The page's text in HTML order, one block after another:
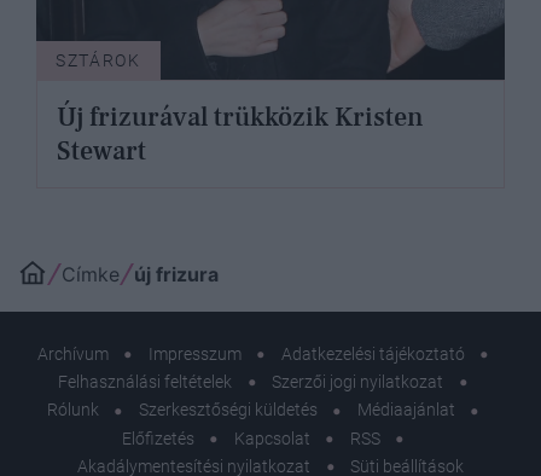
SZTÁROK
Új frizurával trükközik Kristen
Stewart
Címke új frizura
Archívum Impresszum
Adatkezelési tájékoztató
Felhasználási feltételek
Szerzői jogi nyilatkozat
Rólunk
Szerkesztőségi küldetés
Médiaajánlat
Előfizetés
Kapcsolat
RSS
Akadálymentesítési nyilatkozat
Süti beállítások